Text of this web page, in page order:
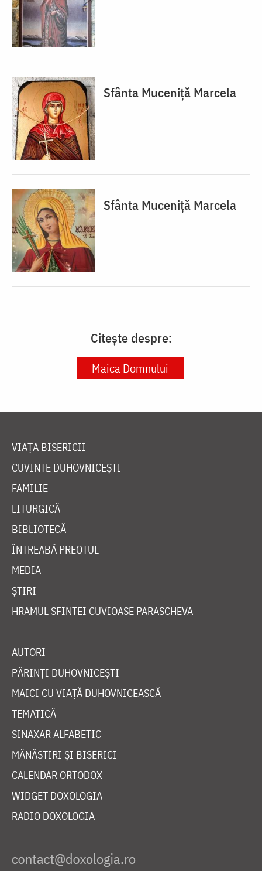
Sfânta Muceniță Marcela
Sfânta Muceniță Marcela
Citește despre:
Maica Domnului
VIAȚA BISERICII
CUVINTE DUHOVNICEȘTI
FAMILIE
LITURGICĂ
BIBLIOTECĂ
ÎNTREABĂ PREOTUL
MEDIA
ȘTIRI
HRAMUL SFINTEI CUVIOASE PARASCHEVA
AUTORI
PĂRINȚI DUHOVNICEȘTI
MAICI CU VIAȚĂ DUHOVNICEASCĂ
TEMATICĂ
SINAXAR ALFABETIC
MĂNĂSTIRI ȘI BISERICI
CALENDAR ORTODOX
WIDGET DOXOLOGIA
RADIO DOXOLOGIA